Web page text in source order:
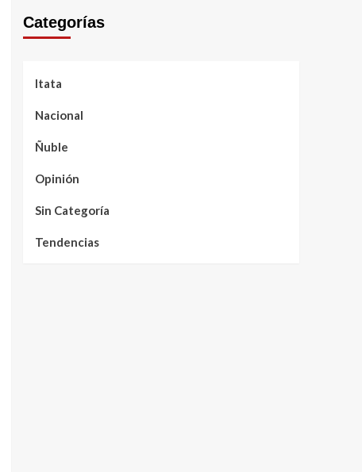
Categorías
Itata
Nacional
Ñuble
Opinión
Sin Categoría
Tendencias